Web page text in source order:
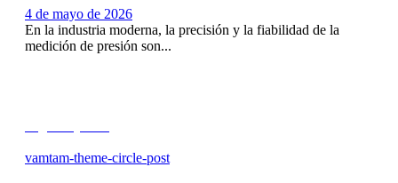
4 de mayo de 2026
En la industria moderna, la precisión y la fiabilidad de la
medición de presión son...
vamtam-theme-circle-post